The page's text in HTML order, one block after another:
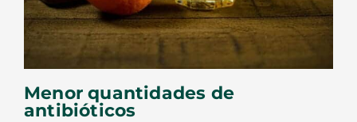
Menor quantidades de
antibióticos